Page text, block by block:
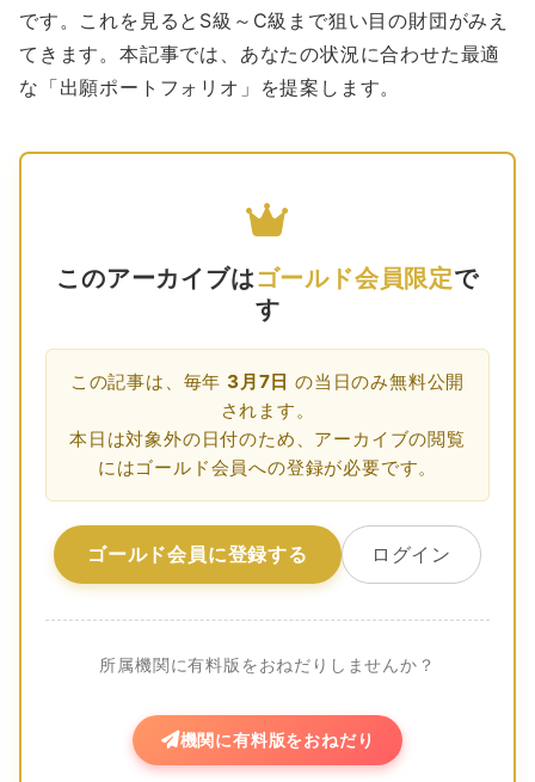
です。これを見るとS級～C級まで狙い目の財団がみえ
てきます。本記事では、あなたの状況に合わせた最適
な「出願ポートフォリオ」を提案します。
このアーカイブはゴールド会員限定で
す
この記事は、毎年 3月7日 の当日のみ無料公開
されます。
本日は対象外の日付のため、アーカイブの閲覧
にはゴールド会員への登録が必要です。
ゴールド会員に登録する ログイン
所属機関に有料版をおねだりしませんか？
機関に有料版をおねだり